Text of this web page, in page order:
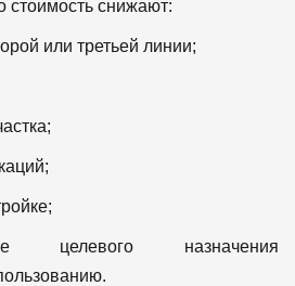
стоимость снижают:
или третьей линии;
целевого назначения